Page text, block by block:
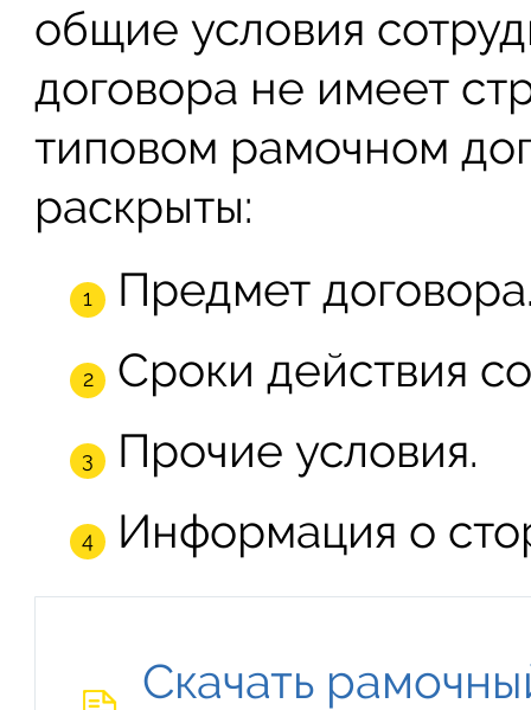
общие условия
договора не имеет
типовом рамочном
раскрыты:
Предмет
Сроки действия
Прочие условия.
Информация о
Скачать